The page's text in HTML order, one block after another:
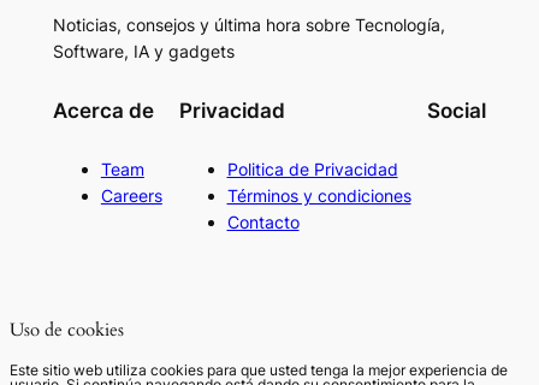
Noticias, consejos y última hora sobre Tecnología,
Software, IA y gadgets
Acerca de
Team
Careers
Privacidad
Politica de Privacidad
Términos y condiciones
Contacto
Social
Uso de cookies
Este sitio web utiliza cookies para que usted tenga la mejor experiencia de